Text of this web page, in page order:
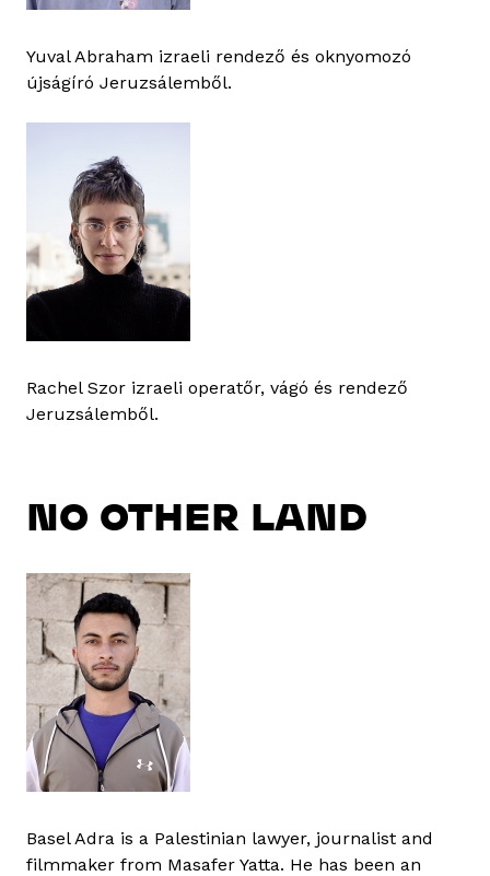
Yuval Abraham izraeli rendező és oknyomozó
újságíró Jeruzsálemből.
Rachel Szor izraeli operatőr, vágó és rendező
Jeruzsálemből.
NO OTHER LAND
Basel Adra is a Palestinian lawyer, journalist and
filmmaker from Masafer Yatta. He has been an